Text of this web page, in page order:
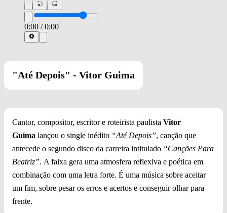
0:00 /0:00
"Até Depois" - Vitor Guima
Cantor, compositor, escritor e roteirista paulista Vitor
Guima lançou o single inédito “Até Depois”, canção que
antecede o segundo disco da carreira intitulado “Canções Para
Beatriz”. A faixa gera uma atmosfera reflexiva e poética em
combinação com uma letra forte. É uma música sobre aceitar
um fim, sobre pesar os erros e acertos e conseguir olhar para
frente.